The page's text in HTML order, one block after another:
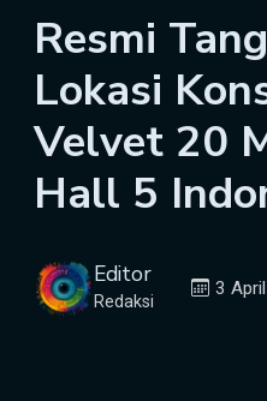
Resmi
Lokasi
Velvet 20
Hall 5
Editor
Redaksi
3